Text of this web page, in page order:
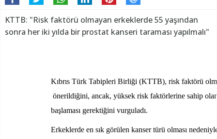
KTTB: "Risk faktörü olmayan erkeklerde 55 yaşından
sonra her iki yılda bir prostat kanseri taraması yapılmalı"
Kıbrıs Türk Tabipleri Birliği (KTTB), risk faktörü
önerildiğini, ancak, yüksek risk faktörlerine sahip
başlaması gerektiğini vurguladı.
Erkeklerde en sık görülen kanser türü olması